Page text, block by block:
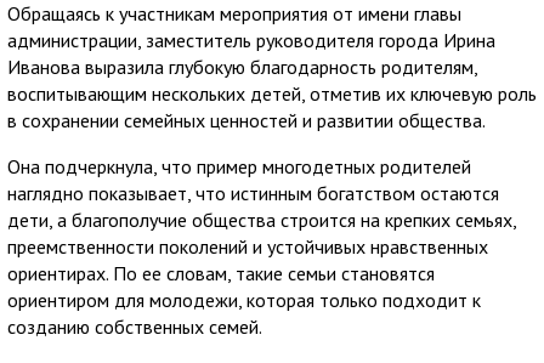
Обращаясь к участникам мероприятия от имени главы
администрации, заместитель руководителя города Ирина
Иванова выразила глубокую благодарность родителям,
воспитывающим нескольких детей, отметив их ключевую роль
в сохранении семейных ценностей и развитии общества.
Она подчеркнула, что пример многодетных родителей
наглядно показывает, что истинным богатством остаются
дети, а благополучие общества строится на крепких семьях,
преемственности поколений и устойчивых нравственных
ориентирах. По ее словам, такие семьи становятся
ориентиром для молодежи, которая только подходит к
созданию собственных семей.